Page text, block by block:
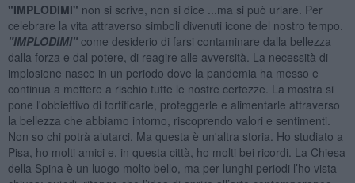
"IMPLODIMI" non si scrive, non si dice ...ma si può urlare. Per
celebrare la vita attraverso simboli divenuti icone del nostro tempo.
"IMPLODIMI" come desiderio di farsi contaminare dalla bellezza
dalla forza e dal potere, di reagire alle avversità. La necessità di
implosione nasce in un periodo dove la pandemia ha messo e
continua a mettere a rischio tutte le nostre certezze. La mostra si
pone l'obbiettivo di fortificarle, proteggerle e alimentarle attraverso
la bellezza che abbiamo intorno, riscoprendo valori e sentimenti.
Non so chi potrà aiutarci. Ma questa è un'altra storia. Ho studiato a
Pisa, ho molti amici e, in questa città, ho molti bei ricordi. La Chiesa
della Spina è un luogo molto bello, ma per lunghi periodi l’ho vista